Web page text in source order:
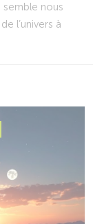
nous
l’univers à